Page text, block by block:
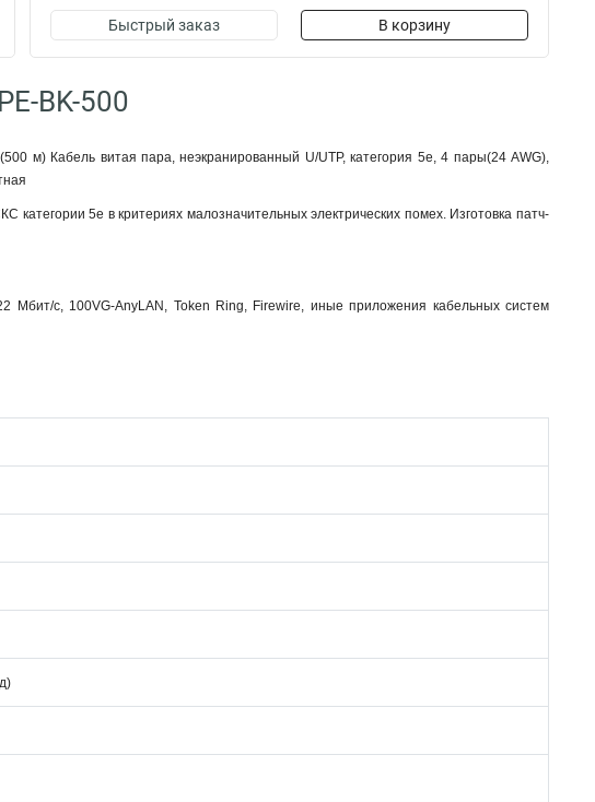
Быстрый заказ В корзину
BK-500
м) Кабель витая пара, неэкранированный U/UTP, категория 5e, 4 пары(24 AWG),
5e в критериях малозначительных электрических помех. Изготовка патч-
Мбит/с, 100VG-AnyLAN, Token Ring, Firewire, иные приложения кабельных систем